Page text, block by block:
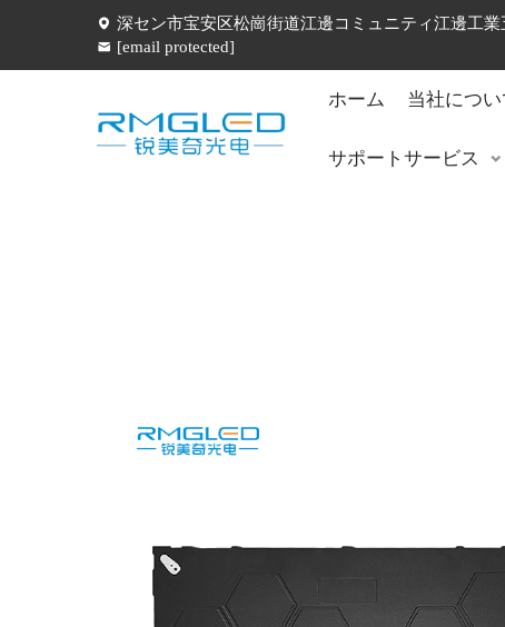
深セン市宝安区松崗街道江邊コミュニティ江邊工業
[email protected]
ホーム 当社につい
サポートサービス